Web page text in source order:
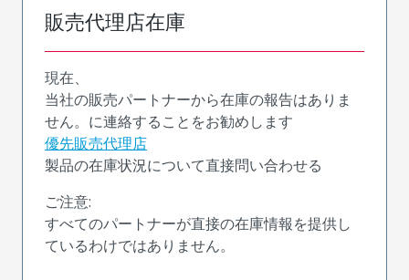
販売代理店在庫
現在、
当社の販売パートナーから在庫の報告はありま
せん。に連絡することをお勧めします
優先販売代理店
製品の在庫状況について直接問い合わせる
ご注意:
すべてのパートナーが直接の在庫情報を提供し
ているわけではありません。